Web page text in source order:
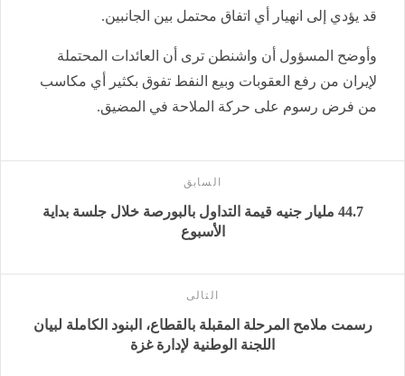
قد يؤدي إلى انهيار أي اتفاق محتمل بين الجانبين.
وأوضح المسؤول أن واشنطن ترى أن العائدات المحتملة
لإيران من رفع العقوبات وبيع النفط تفوق بكثير أي مكاسب
من فرض رسوم على حركة الملاحة في المضيق.
السابق
44.7 مليار جنيه قيمة التداول بالبورصة خلال جلسة بداية
الأسبوع
التالى
رسمت ملامح المرحلة المقبلة بالقطاع، البنود الكاملة لبيان
اللجنة الوطنية لإدارة غزة